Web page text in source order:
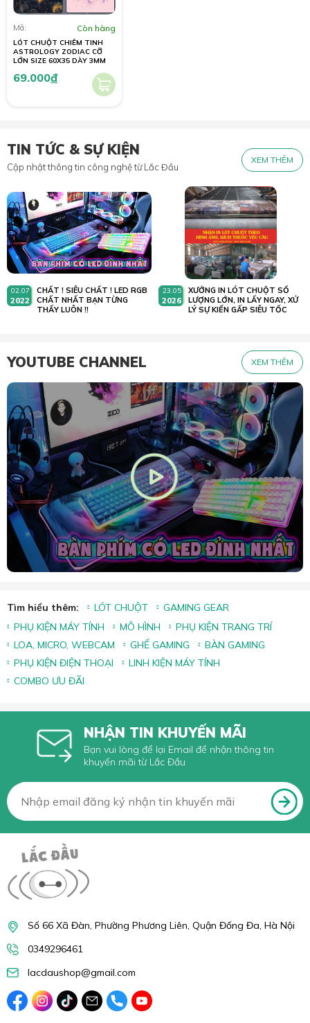
Mã: Còn hàng
LÓT CHUỘT CHIÊM TINH
ASTROLOGY ZODIAC CỠ
LỚN SIZE 60X35 DÀY 3MM
69.000đ
TIN TỨC & SỰ KIỆN
Cập nhật thông tin công nghệ từ Lắc Đầu
XEM THÊM
02.07
2022
CHẤT ! SIÊU CHẤT ! LED RGB
CHẤT NHẤT BẠN TỪNG
THẤY LUÔN !!
23.05
2026
XƯỞNG IN LÓT CHUỘT SỐ
LƯỢNG LỚN, IN LẤY NGAY, XỬ
LÝ SỰ KIẾN GẤP SIÊU TỐC
YOUTUBE CHANNEL XEM THÊM
Tìm hiểu thêm: LÓT CHUỘT
GAMING GEAR
PHỤ KIỆN MÁY TÍNH
MÔ HÌNH
PHỤ KIỆN TRANG TRÍ
LOA, MICRO, WEBCAM
GHẾ GAMING
BÀN GAMING
PHỤ KIỆN ĐIỆN THOẠI
LINH KIỆN MÁY TÍNH
COMBO ƯU ĐÃI
NHẬN TIN KHUYẾN MÃI
Bạn vui lòng để lại Email để nhận thông tin
khuyến mãi từ Lắc Đầu
Số 66 Xã Đàn, Phường Phương Liên, Quận Đống Đa, Hà Nội
0349296461
lacdaushop@gmail.com